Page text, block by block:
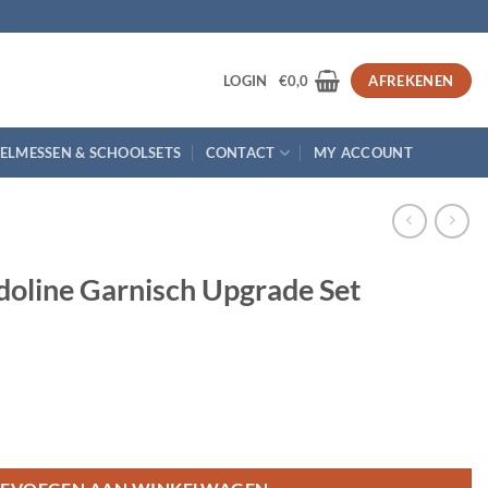
LOGIN €0,0 AFREKENEN
& SCHOOLSETS CONTACT MY ACCOUNT
Garnisch Upgrade Set